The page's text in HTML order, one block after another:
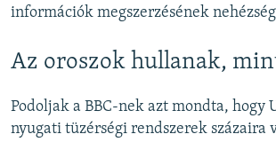
információk megszerzésének
Az oroszok hullanak,
Podoljak a BBC-nek azt mondta, hogy
nyugati tüzérségi rendszerek százaira